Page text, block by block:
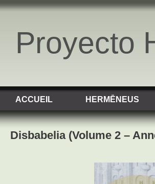
Proyecto
ACCUEIL HERMĒNEUS
Disbabelia (Volume 2 –